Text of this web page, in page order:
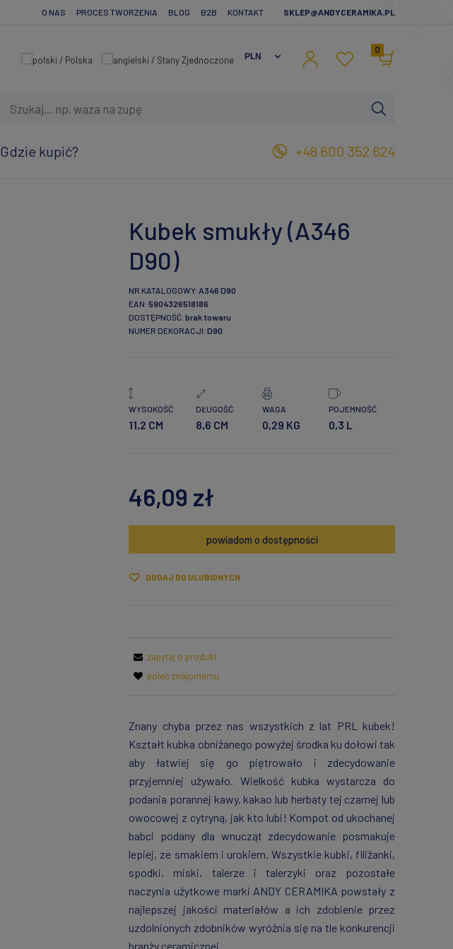
O NAS PROCES TWORZENIA BLOG B2B KONTAKT SKLEP@ANDYCERAMIKA.PL
0
Gdzie kupić? +48 600 352 624
Kubek smukły (A346
D90)
NR KATALOGOWY: A346 D90
EAN: 5904326518186
DOSTĘPNOŚĆ: brak towaru
NUMER DEKORACJI: D90
WYSOKOŚĆ
11,2 CM
DŁUGOŚĆ
8,6 CM
WAGA
0,29 KG
POJEMNOŚĆ
0,3 L
46,09 zł
powiadom o dostępności
DODAJ DO ULUBIONYCH
zapytaj o produkt
poleć znajomemu
Znany chyba przez nas wszystkich z lat PRL kubek!
Kształt kubka obniżanego powyżej środka ku dołowi tak
aby łatwiej się go piętrowało i zdecydowanie
przyjemniej używało. Wielkość kubka wystarcza do
podania porannej kawy, kakao lub herbaty tej czarnej lub
owocowej z cytryną, jak kto lubi! Kompot od ukochanej
babci podany dla wnucząt zdecydowanie posmakuje
lepiej, ze smakiem i urokiem. Wszystkie kubki, filiżanki,
spodki, miski, talerze i talerzyki oraz pozostałe
naczynia użytkowe marki ANDY CERAMIKA powstały z
najlepszej jakości materiałów a ich zdobienie przez
uzdolnionych zdobników wyróżnia się na tle konkurencji
branży ceramicznej.